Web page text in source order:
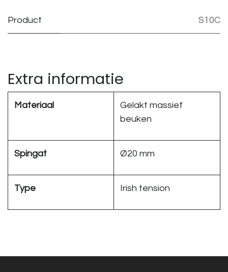
Product S10C
Extra informatie
Materiaal
Gelakt massief
beuken
Spingat Ø20 mm
Type Irish tension